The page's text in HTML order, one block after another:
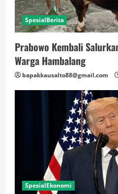
SpesialBerita
Prabowo Kembali
Warga Hambalang
bapakkausalto88@gmail.com
SpesialEkonomi